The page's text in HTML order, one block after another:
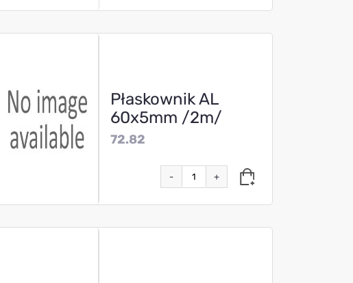
Płaskownik AL
60x5mm /2m/
72.82
- +